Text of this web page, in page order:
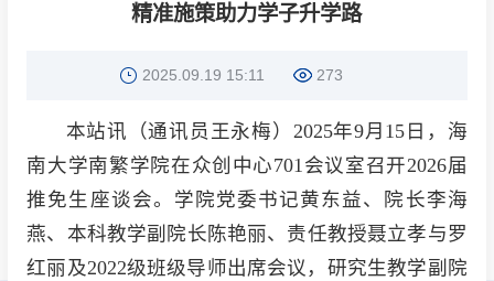
精准施策助力学子升学路
2025.09.19 15:11 273
本站讯（通讯员王永梅）2025年9月15日，海
南大学南繁学院在众创中心701会议室召开2026届
推免生座谈会。学院党委书记黄东益、院长李海
燕、本科教学副院长陈艳丽、责任教授聂立孝与罗
红丽及2022级班级导师出席会议，研究生教学副院